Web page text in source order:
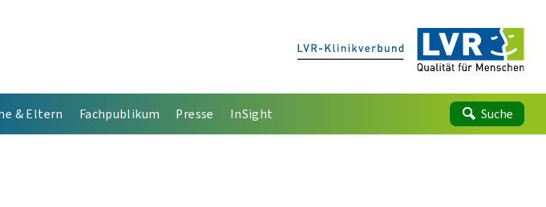
& Eltern Fachpublikum Presse InSight Suche